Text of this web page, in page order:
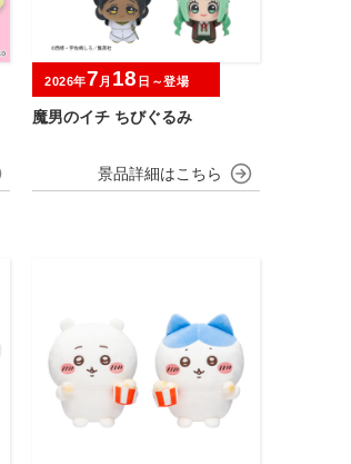
魔男のイチ ちびぐるみ
2026年7 月 18 日～登場